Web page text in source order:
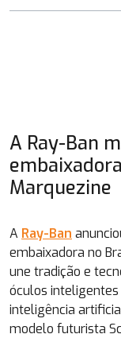
A Ray-Ban
Marquezine
A Ray-Ban
embaixadora no
une tradição e
óculos
inteligência
modelo futurista